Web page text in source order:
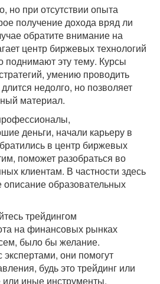
но при отсутствии опыта
получение дохода вряд ли
обратите внимание на
центр биржевых технологий
поднимают эту тему. Курсы
умению проводить
недолго, но позволяет
материал.
деньги, начали карьеру в
в центр биржевых
поможет разобраться во
клиентам. В частности здесь
образовательных
трейдингом
на финансовых рынках
было бы желание.
экспертами, они помогут
будь это трейдинг или
или иные инструменты.